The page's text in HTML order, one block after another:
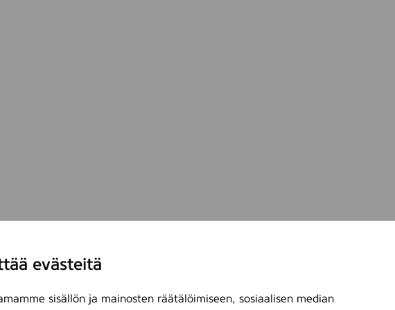
evästeitä
sisällön ja mainosten räätälöimiseen, sosiaalisen median